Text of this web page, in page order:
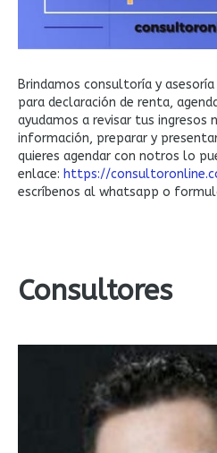
Brindamos consultoría y
para declaración de renta,
ayudamos a revisar tus ingresos
información, preparar y
quieres agendar con notros lo
enlace: https://
escríbenos al whatsapp o
Consultores